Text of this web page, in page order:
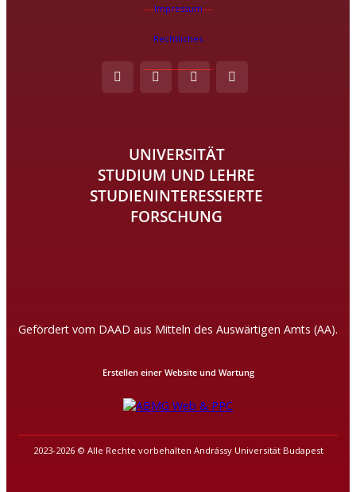
Impressum
Rechtliches
UNIVERSITÄT
STUDIUM UND LEHRE
STUDIENINTERESSIERTE
FORSCHUNG
Gefördert vom DAAD aus Mitteln des Auswärtigen Amts (AA).
2023-2026 © Alle Rechte vorbehalten Andrássy Universität Budapest
Erstellen einer Website und Wartung